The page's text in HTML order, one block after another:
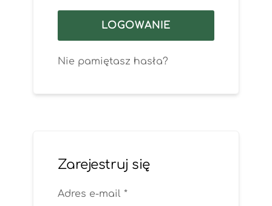
LOGOWANIE
Nie pamiętasz hasła?
Zarejestruj się
Adres e-mail*